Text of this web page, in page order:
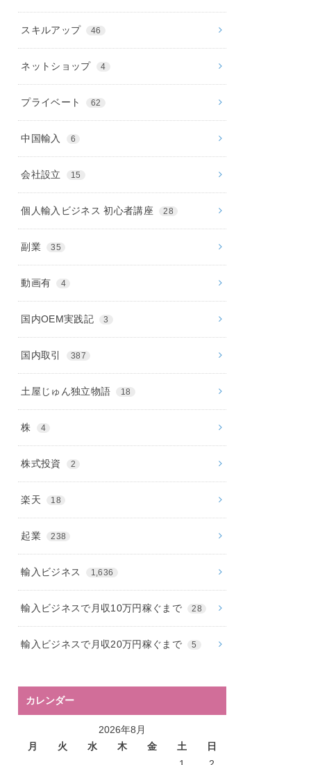
スキルアップ 46
ネットショップ 4
プライベート 62
中国輸入 6
会社設立 15
個人輸入ビジネス 初心者講座 28
副業 35
動画有 4
国内OEM実践記 3
国内取引 387
土屋じゅん独立物語 18
株 4
株式投資 2
楽天 18
起業 238
輸入ビジネス 1,636
輸入ビジネスで月収10万円稼ぐまで 28
輸入ビジネスで月収20万円稼ぐまで 5
カレンダー
2026年8月
月
火 水 木 金 土
日